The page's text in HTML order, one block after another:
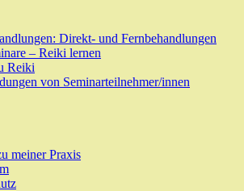
Direkt- und Fernbehandlungen
– Reiki lernen
Reiki
von Seminarteilnehmer/innen
meiner Praxis